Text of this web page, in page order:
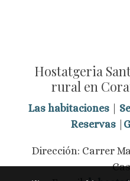
Hostatgeria
rural en
Las habitaciones|
Reservas
Dirección: Carrer